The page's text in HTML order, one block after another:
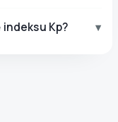
Kp? ▾